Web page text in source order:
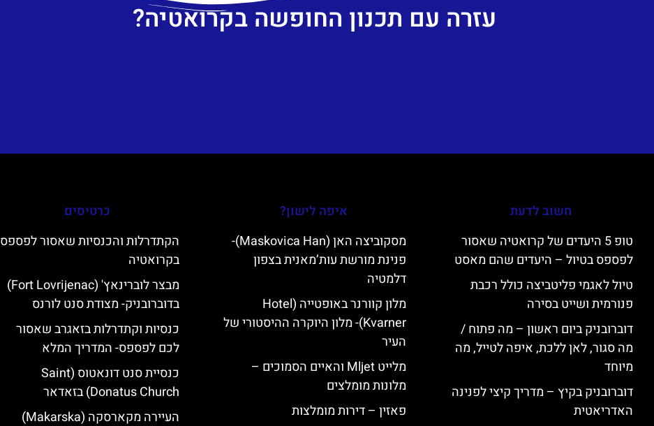
עזרה עם תכנון החופשה בקרואטיה?
חשוב לדעת
טופ 5 היעדים של קרואטיה שאסור
לפספס בטיול – היעדים שהם מאסט
טיול לאגמי פליטביצה כולל רכבת
פנורמית ושייט בסירה
דוברובניק ביום ראשון – מה פתוח /
מה סגור, לאן ללכת, איפה לטייל, מה
מיוחד
דוברובניק בקיץ – מדריך קיצי לפנינה
האדריאטית
איפה לישון?
מסקוביצה האן (Maskovica Han)-
פנינת מורשת עות’מאנית בצפון
דלמטיה
מלון קוורנר באופטייה (Hotel
Kvarner)- מלון היוקרה ההיסטורי של
העיר
מלייט Mljet והאיים הסמוכים –
מלונות מומלצים
פאזין – דירות מומלצות
כרטיסים
הקתדרלות והכנסיות שאסור לפספס
בקרואטיה
מבצר לוברינאץ' (Fort Lovrijenac)
בדוברובניק- מצודת סנט לורנס
כנסיות וקתדרלות בזאגרב שאסור
לכם לפספס- המדריך המלא
כנסיית סנט דונאטוס (Saint
Donatus Church) בזאדאר
העיירה מקארסקה (Makarska)